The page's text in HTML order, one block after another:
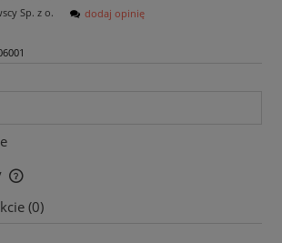
Sp. z o.
dodaj opinię
ewentualnych kosztów płatności
(0)